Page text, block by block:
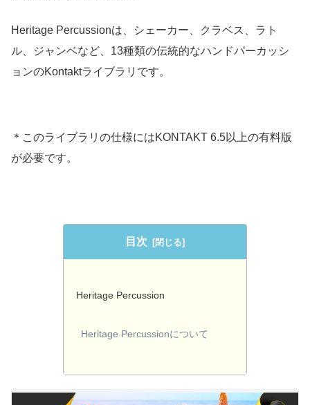
Heritage Percussionは、シェーカー、クラベス、ラト
ル、ジャンベなど、13種類の伝統的なハンドパーカッシ
ョンのKontaktライブラリです。
＊このライブラリの仕様にはKONTAKT 6.5以上の有料版
が必要です。
目次
Heritage Percussion
Heritage Percussionについて